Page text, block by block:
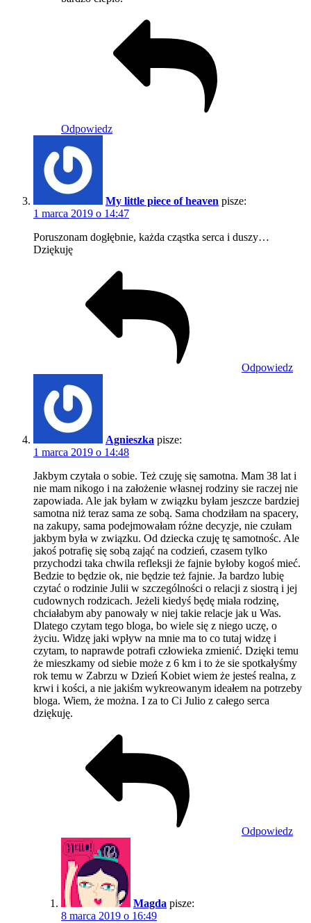
Odpowiedz
My little piece of heaven pisze:
1 marca 2019 o 14:47
Poruszonam dogłębnie, każda cząstka serca i duszy…
Dziękuję
Odpowiedz
Agnieszka pisze:
1 marca 2019 o 14:48
Jakbym czytała o sobie. Też czuję się samotna. Mam 38 lat i
nie mam nikogo i na założenie własnej rodziny sie raczej nie
zapowiada. Ale jak byłam w związku byłam jeszcze bardziej
samotna niż teraz sama ze sobą. Sama chodziłam na spacery,
na zakupy, sama podejmowałam różne decyzje, nie czułam
jakbym była w związku. Od dziecka czuję tę samotnośc. Ale
jakoś potrafię się sobą zająć na codzień, czasem tylko
przychodzi taka chwila refleksji że fajnie byłoby kogoś mieć.
Bedzie to będzie ok, nie będzie też fajnie. Ja bardzo lubię
czytać o rodzinie Julii w szczególności o relacji z siostrą i jej
cudownych rodzicach. Jeżeli kiedyś będę miała rodzinę,
chciałabym aby panowały w niej takie relacje jak u Was.
Dlatego czytam tego bloga, bo wiele się z niego uczę, o
życiu. Widzę jaki wpływ na mnie ma to co tutaj widzę i
czytam, to naprawde potrafi człowieka zmienić. Dzięki temu
że mieszkamy od siebie może z 6 km i to że sie spotkałyśmy
rok temu w Zabrzu w Dzień Kobiet wiem że jesteś realna, z
krwi i kości, a nie jakiśm wykreowanym ideałem na potrzeby
bloga. Wiem, że można. I za to Ci Julio z całego serca
dziękuję.
Odpowiedz
Magda pisze:
8 marca 2019 o 16:49